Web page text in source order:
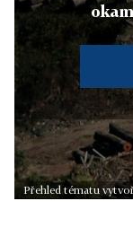
Přehled tématu